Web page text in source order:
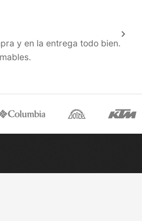
y en la entrega todo bien.
keyboard_arrow_right